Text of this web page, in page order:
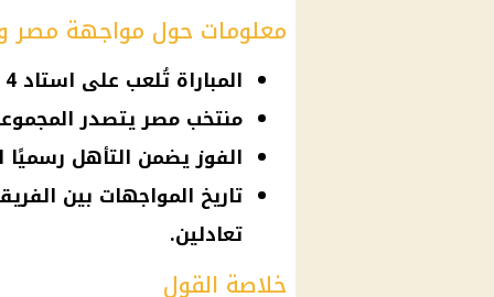
معلومات حول مواجهة مصر
المباراة تُلعب على استاد 4 أغسطس في العاصمة واجادوجو.
منتخب مصر يتصدر المجموعة برصيد 19
الفوز يضمن التأهل رسميًا
تعادلين.
خلاصة القول